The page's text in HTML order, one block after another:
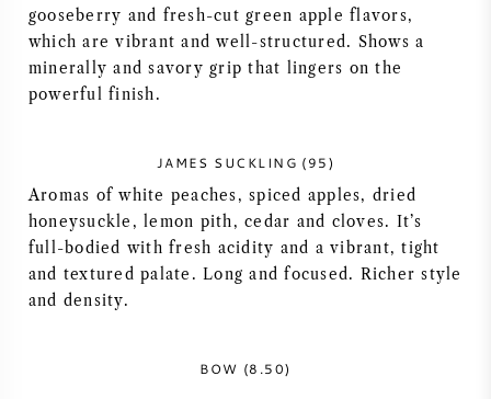
SPANISCHER WEIN
DEUTSCHER WEIN
ÖSTERREICHISCHER WEIN
PORTUGIESISCHER WEIN
gooseberry and fresh-cut green apple flavors,
which are vibrant and well-structured. Shows a
minerally and savory grip that lingers on the
powerful finish.
JAMES SUCKLING (95)
Aromas of white peaches, spiced apples, dried
honeysuckle, lemon pith, cedar and cloves. It’s
full-bodied with fresh acidity and a vibrant, tight
and textured palate. Long and focused. Richer style
and density.
BOW (8.50)